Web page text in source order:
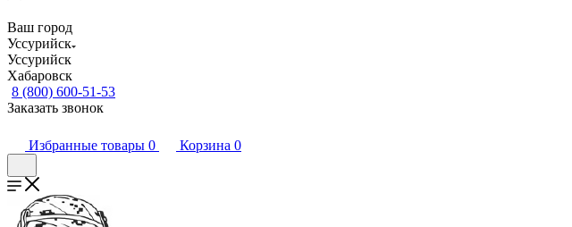
Ваш город
Уссурийск
Уссурийск
Хабаровск
8 (800) 600-51-53
Заказать звонок
Избранные товары 0 Корзина 0